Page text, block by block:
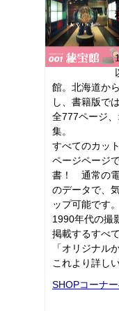
館。北海道か
し、書籍版で
全777ページ
集。
すべてのカッ
ページページ
書！ 通常の電
のデータで、
ップ可能です。
1990年代の撮
掲載するすべ
「オリジナル
これより詳し
SHOPコーナ